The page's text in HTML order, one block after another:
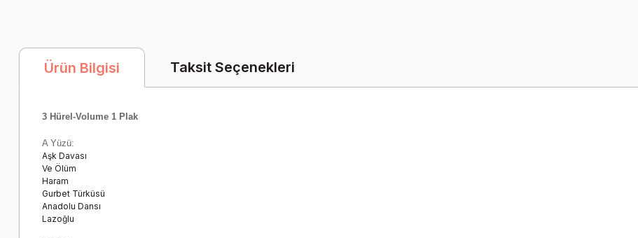
Ürün Bilgisi Taksit Seçenekleri
3 Hürel-Volume 1 Plak
A Yüzü:
Aşk Davası
Ve Ölüm
Haram
Gurbet Türküsü
Anadolu Dansı
Lazoğlu